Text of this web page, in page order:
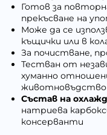
Готов за
прекъсване на
Може да се
къщички или в
За почистване,
Тестван от
хуманно
животновъдство
Състав на
натриева
консерванти